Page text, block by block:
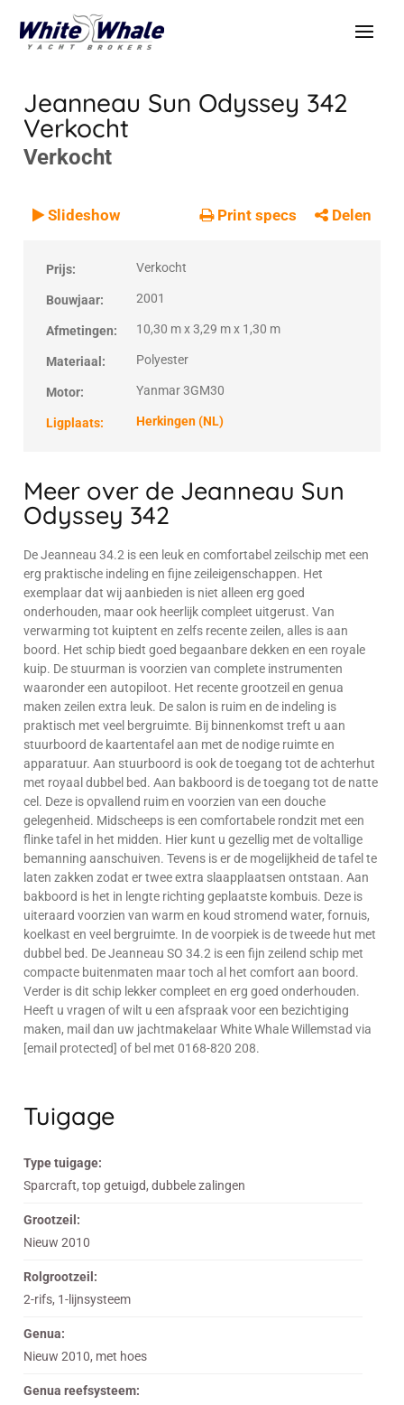
Jeanneau Sun Odyssey 342
Verkocht
Verkocht
VERKOCHT
Verkocht
Slideshow Print specs Delen
Prijs: Verkocht
Bouwjaar: 2001
Afmetingen: 10,30 m x 3,29 m x 1,30 m
Materiaal: Polyester
Motor: Yanmar 3GM30
Ligplaats: Herkingen (NL)
Meer over de Jeanneau Sun
Odyssey 342
De Jeanneau 34.2 is een leuk en comfortabel zeilschip met een
erg praktische indeling en fijne zeileigenschappen. Het
exemplaar dat wij aanbieden is niet alleen erg goed
onderhouden, maar ook heerlijk compleet uitgerust. Van
verwarming tot kuiptent en zelfs recente zeilen, alles is aan
boord. Het schip biedt goed begaanbare dekken en een royale
kuip. De stuurman is voorzien van complete instrumenten
waaronder een autopiloot. Het recente grootzeil en genua
maken zeilen extra leuk. De salon is ruim en de indeling is
praktisch met veel bergruimte. Bij binnenkomst treft u aan
stuurboord de kaartentafel aan met de nodige ruimte en
apparatuur. Aan stuurboord is ook de toegang tot de achterhut
met royaal dubbel bed. Aan bakboord is de toegang tot de natte
cel. Deze is opvallend ruim en voorzien van een douche
gelegenheid. Midscheeps is een comfortabele rondzit met een
flinke tafel in het midden. Hier kunt u gezellig met de voltallige
bemanning aanschuiven. Tevens is er de mogelijkheid de tafel te
laten zakken zodat er twee extra slaapplaatsen ontstaan. Aan
bakboord is het in lengte richting geplaatste kombuis. Deze is
uiteraard voorzien van warm en koud stromend water, fornuis,
koelkast en veel bergruimte. In de voorpiek is de tweede hut met
dubbel bed. De Jeanneau SO 34.2 is een fijn zeilend schip met
compacte buitenmaten maar toch al het comfort aan boord.
Verder is dit schip lekker compleet en erg goed onderhouden.
Heeft u vragen of wilt u een afspraak voor een bezichtiging
maken, mail dan uw jachtmakelaar White Whale Willemstad via
[email protected] of bel met 0168-820 208.
Tuigage
Type tuigage:
Sparcraft, top getuigd, dubbele zalingen
Grootzeil:
Nieuw 2010
Rolgrootzeil:
2-rifs, 1-lijnsysteem
Genua:
Nieuw 2010, met hoes
Genua reefsysteem: